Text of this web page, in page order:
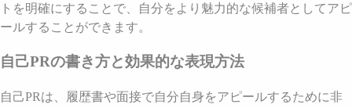
トを明確にすることで、自分をより魅力的な候補者としてアピ
ールすることができます。
自己PRの書き方と効果的な表現方法
自己PRは、履歴書や面接で自分自身をアピールするために非